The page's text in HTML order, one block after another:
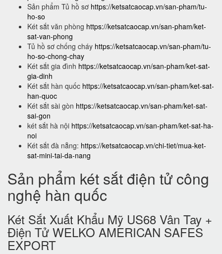
Sản phẩm Tủ hồ sơ https://ketsatcaocap.vn/san-pham/tu-
ho-so
Két sắt văn phòng https://ketsatcaocap.vn/san-pham/ket-
sat-van-phong
Tủ hồ sơ chống cháy https://ketsatcaocap.vn/san-pham/tu-
ho-so-chong-chay
Két sắt gia đình https://ketsatcaocap.vn/san-pham/ket-sat-
gia-dinh
Két sắt hàn quốc https://ketsatcaocap.vn/san-pham/ket-sat-
han-quoc
Két sắt sài gòn https://ketsatcaocap.vn/san-pham/ket-sat-
sai-gon
két sắt hà nội https://ketsatcaocap.vn/san-pham/ket-sat-ha-
noi
Két sắt đà nẵng: https://ketsatcaocap.vn/chi-tiet/mua-ket-
sat-mini-tai-da-nang
Sản phẩm két sắt điện tử công
nghệ hàn quốc
Két Sắt Xuất Khẩu Mỹ US68 Vân Tay +
Điện Tử WELKO AMERICAN SAFES
EXPORT